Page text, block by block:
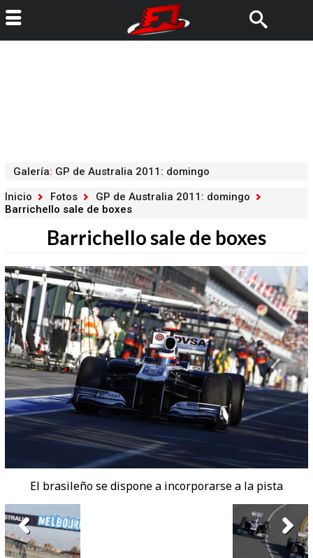
Galería: GP de Australia 2011: domingo
Inicio
Fotos
GP de Australia 2011: domingo
Barrichello sale de boxes
Barrichello sale de boxes
El brasileño se dispone a incorporarse a la pista